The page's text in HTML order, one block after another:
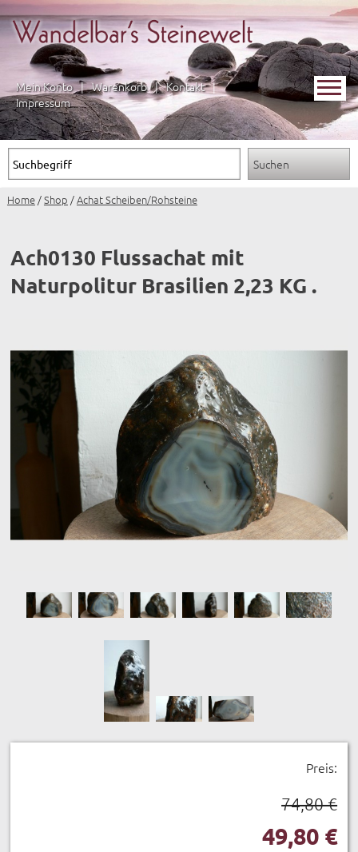
Mein Konto | Warenkorb | Kontakt |
Impressum
Home/Shop /Achat Scheiben/Rohsteine
Ach0130 Flussachat mit
Naturpolitur Brasilien 2,23 KG .
Preis:
74,80 €
49,80 €